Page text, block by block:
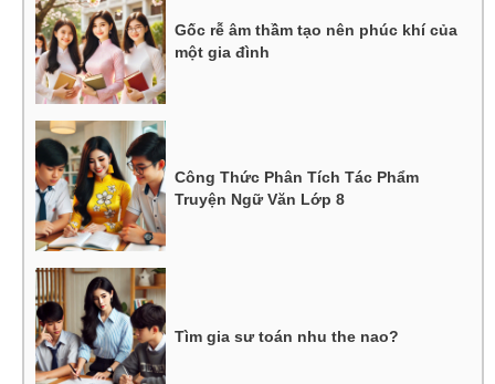
Gốc rễ âm thầm tạo nên phúc khí của
một gia đình
Công Thức Phân Tích Tác Phẩm
Truyện Ngữ Văn Lớp 8
Tìm gia sư toán nhu the nao?